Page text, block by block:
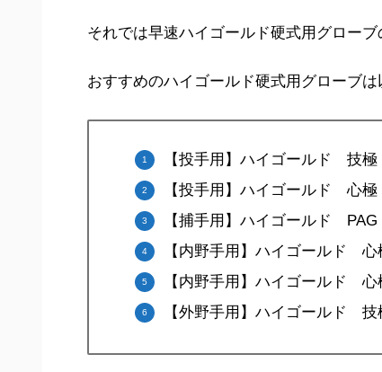
それでは早速ハイゴールド硬式用グローブ
おすすめのハイゴールド硬式用グローブは
【投手用】ハイゴールド 技
【投手用】ハイゴールド 心極
【捕手用】ハイゴールド
【内野手用】ハイゴールド 心
【内野手用】ハイゴールド
【外野手用】ハイゴールド 技